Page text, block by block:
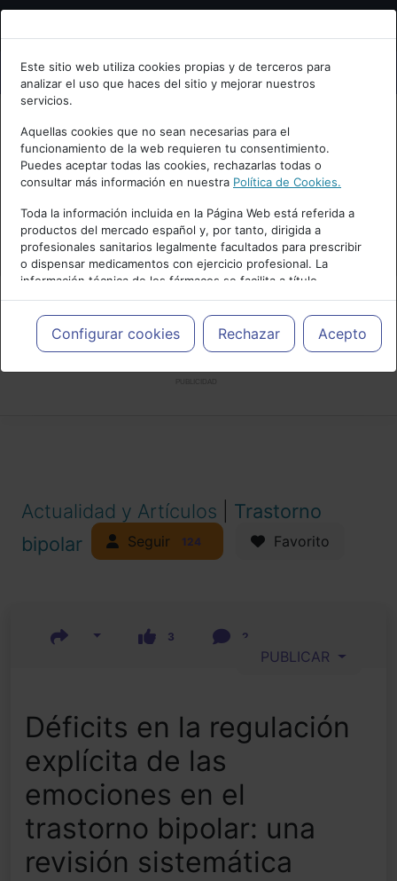
Bienvenid@ a psiquiatria.com
Escribe tu Email
Accede o regístrate con tu email.
Cancelar
Este sitio web utiliza cookies propias y de terceros para
analizar el uso que haces del sitio y mejorar nuestros
servicios.
Aquellas cookies que no sean necesarias para el
funcionamiento de la web requieren tu consentimiento.
Puedes aceptar todas las cookies, rechazarlas todas o
consultar más información en nuestra Política de Cookies.
Toda la información incluida en la Página Web está referida a
productos del mercado español y, por tanto, dirigida a
profesionales sanitarios legalmente facultados para prescribir
o dispensar medicamentos con ejercicio profesional. La
información técnica de los fármacos se facilita a título
meramente informativo, siendo responsabilidad de los
profesionales facultados prescribir medicamentos y decidir, en
cada caso concreto, el tratamiento más adecuado a las
necesidades del paciente.
Configurar cookies Rechazar Acepto
Actualidad y Artículos
Trastorno
bipolar
Seguir 124 Favorito
3 2
PUBLICAR
Déficits en la regulación
explícita de las
emociones en el
trastorno bipolar: una
revisión sistemática